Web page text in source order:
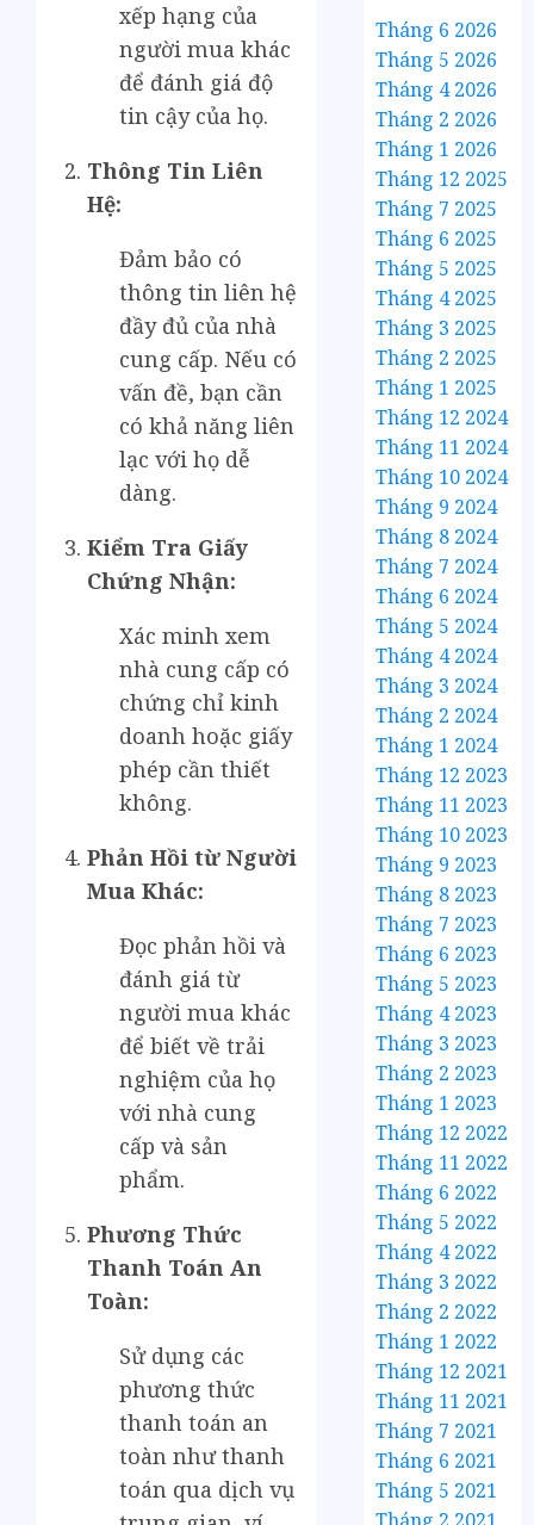
xếp hạng của
người mua khác
để đánh giá độ
tin cậy của họ.
Thông Tin Liên
Hệ:
Đảm bảo có
thông tin liên hệ
đầy đủ của nhà
cung cấp. Nếu có
vấn đề, bạn cần
có khả năng liên
lạc với họ dễ
dàng.
Kiểm Tra Giấy
Chứng Nhận:
Xác minh xem
nhà cung cấp có
chứng chỉ kinh
doanh hoặc giấy
phép cần thiết
không.
Phản Hồi từ Người
Mua Khác:
Đọc phản hồi và
đánh giá từ
người mua khác
để biết về trải
nghiệm của họ
với nhà cung
cấp và sản
phẩm.
Phương Thức
Thanh Toán An
Toàn:
Sử dụng các
phương thức
thanh toán an
toàn như thanh
toán qua dịch vụ
Tháng 6 2026
Tháng 5 2026
Tháng 4 2026
Tháng 2 2026
Tháng 1 2026
Tháng 12 2025
Tháng 7 2025
Tháng 6 2025
Tháng 5 2025
Tháng 4 2025
Tháng 3 2025
Tháng 2 2025
Tháng 1 2025
Tháng 12 2024
Tháng 11 2024
Tháng 10 2024
Tháng 9 2024
Tháng 8 2024
Tháng 7 2024
Tháng 6 2024
Tháng 5 2024
Tháng 4 2024
Tháng 3 2024
Tháng 2 2024
Tháng 1 2024
Tháng 12 2023
Tháng 11 2023
Tháng 10 2023
Tháng 9 2023
Tháng 8 2023
Tháng 7 2023
Tháng 6 2023
Tháng 5 2023
Tháng 4 2023
Tháng 3 2023
Tháng 2 2023
Tháng 1 2023
Tháng 12 2022
Tháng 11 2022
Tháng 6 2022
Tháng 5 2022
Tháng 4 2022
Tháng 3 2022
Tháng 2 2022
Tháng 1 2022
Tháng 12 2021
Tháng 11 2021
Tháng 7 2021
Tháng 6 2021
Tháng 5 2021
Tháng 2 2021